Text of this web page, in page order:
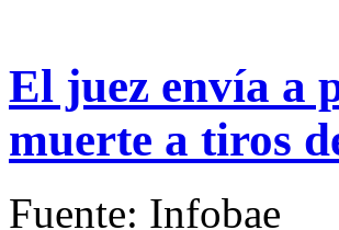
El juez envía a
muerte a tiros
Fuente: Infobae